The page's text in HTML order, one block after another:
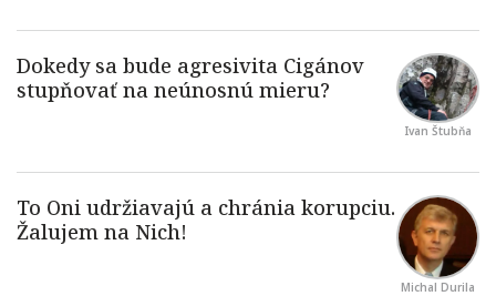
Ivan Štubňa
Michal Durila